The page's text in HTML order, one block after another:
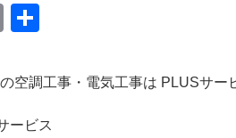
Email
空調工事・電気工事は PLUSサー
ービス